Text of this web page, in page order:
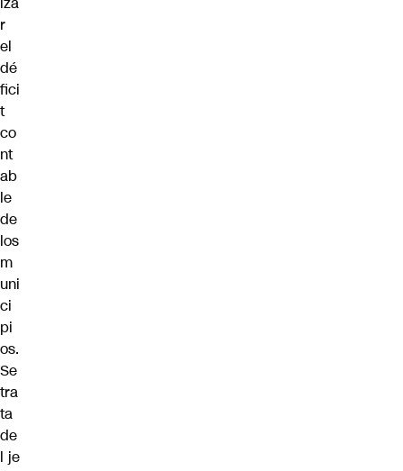
r
el
dé
fici
t
co
nt
ab
le
de
los
m
uni
ci
pi
os.
Se
tra
ta
de
l je